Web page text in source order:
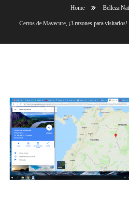
Home Belleza
Cerros de Mavecure, ¡3 razones para visitarlos!